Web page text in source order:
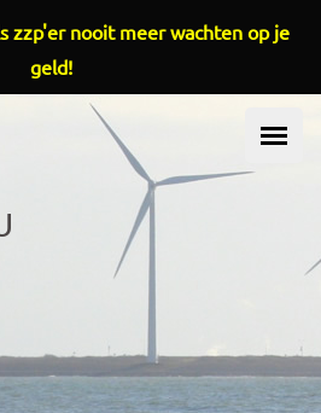
inhoud gaan
zzp'er nooit meer wachten op je
geld!